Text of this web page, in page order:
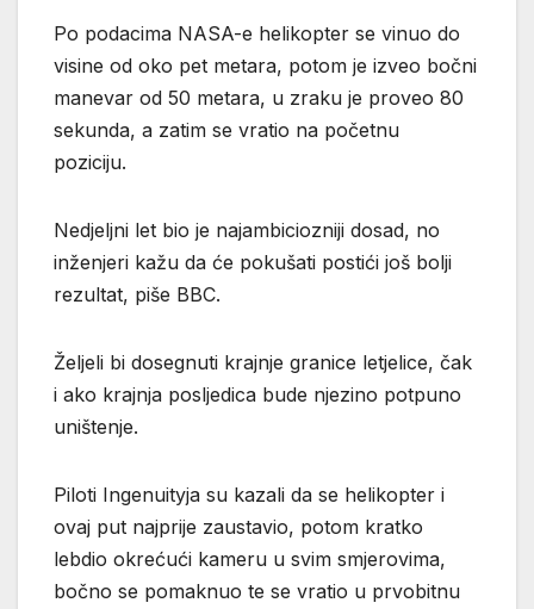
Po podacima NASA-e helikopter se vinuo do
visine od oko pet metara, potom je izveo bočni
manevar od 50 metara, u zraku je proveo 80
sekunda, a zatim se vratio na početnu
poziciju.
Nedjeljni let bio je najambiciozniji dosad, no
inženjeri kažu da će pokušati postići još bolji
rezultat, piše BBC.
Željeli bi dosegnuti krajnje granice letjelice, čak
i ako krajnja posljedica bude njezino potpuno
uništenje.
Piloti Ingenuityja su kazali da se helikopter i
ovaj put najprije zaustavio, potom kratko
lebdio okrećući kameru u svim smjerovima,
bočno se pomaknuo te se vratio u prvobitnu